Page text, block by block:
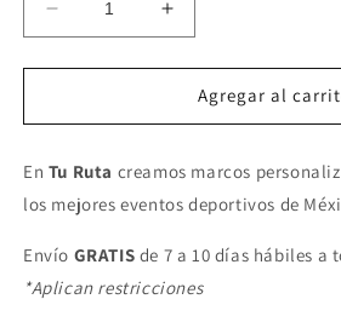
Reducir
cantidad
para
INTERNACIONAL
Aumentar
cantidad
para
MARATÓN
INTERNACIONAL
Agregar al
En Tu Ruta creamos marcos
los mejores eventos deportivos de
Envío GRATIS de 7 a 10 días hábiles a
*Aplican restricciones